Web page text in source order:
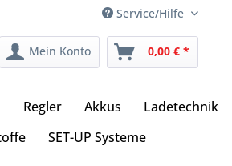
Service/Hilfe
Mein Konto 0,00 € *
Regler Akkus
Ladetechnik
SET-UP Systeme